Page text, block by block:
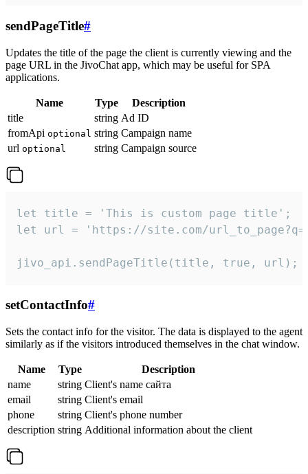
sendPageTitle#
Updates the title of the page the client is currently viewing and the
page URL in the JivoChat app, which may be useful for SPA
applications.
Name Type
Description
title
string Ad ID
fromApi optional string Campaign name
url optional string Campaign source
let title = 'This is custom page title';
let url = 'https://site.com/
jivo_api.sendPageTitle(title, true, url);
setContactInfo#
Sets the contact info for the visitor. The data is displayed to the agent
similarly as if the visitors introduced themselves in the chat window.
Name Type
Description
name
string Client's name сайта
email
string Client's email
phone
string Client's phone number
description string Additional information about the client